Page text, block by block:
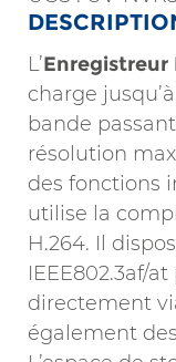
L’Enregistreur
charge
bande
résolution
des fonctions
utilise la
H.264. Il
IEEE802.3af/
directement
également